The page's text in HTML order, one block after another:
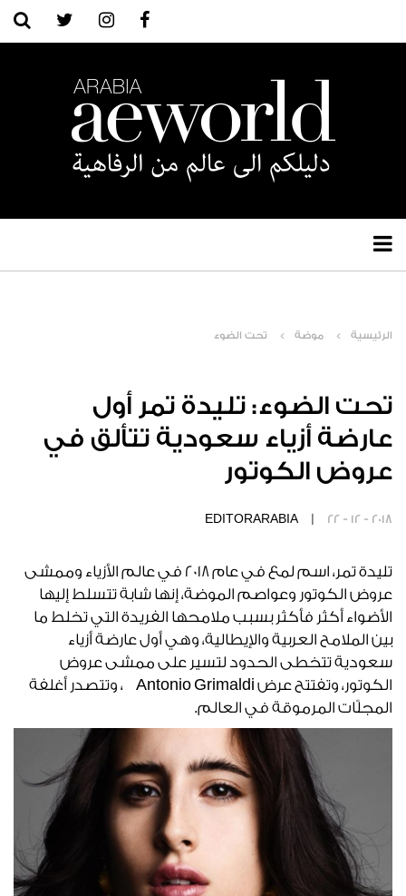
الرئيسية موضة تحت الضوء
تحت الضوء: تليدة تمر أول
عارضة أزياء سعودية تتألق في
عروض الكوتور
EDITORARABIA | 22 - 12 - 2018
تليدة تمر، اسم لمع في عام 2018 في عالم الأزياء وممشى
عروض الكوتور وعواصم الموضة، إنها شابة تتسلط إليها
الأضواء أكثر فأكثر بسبب ملامحها الفريدة التي تخلط ما
بين الملامح العربية والإيطالية، وهي أول عارضة أزياء
سعودية تتخطى الحدود لتسير على ممشى عروض
الكوتور، وتفتتح عرض Antonio Grimaldi ، وتتصدر أغلفة
المجلّات المرموقة في العالم.